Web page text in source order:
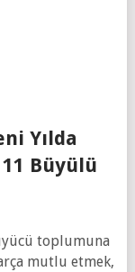
Yılda
Büyülü
toplumuna
mutlu etmek,